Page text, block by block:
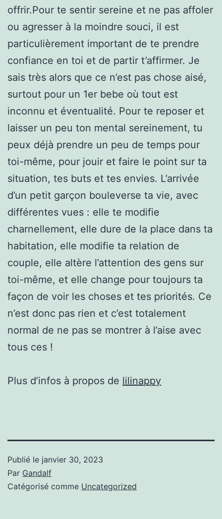
offrir.Pour te sentir sereine et ne pas affoler
ou agresser à la moindre souci, il est
particulièrement important de te prendre
confiance en toi et de partir t’affirmer. Je
sais très alors que ce n’est pas chose aisé,
surtout pour un 1er bebe où tout est
inconnu et éventualité. Pour te reposer et
laisser un peu ton mental sereinement, tu
peux déjà prendre un peu de temps pour
toi-même, pour jouir et faire le point sur ta
situation, tes buts et tes envies. L’arrivée
d’un petit garçon bouleverse ta vie, avec
différentes vues : elle te modifie
charnellement, elle dure de la place dans ta
habitation, elle modifie ta relation de
couple, elle altère l’attention des gens sur
toi-même, et elle change pour toujours ta
façon de voir les choses et tes priorités. Ce
n’est donc pas rien et c’est totalement
normal de ne pas se montrer à l’aise avec
tous ces !
Plus d’infos à propos de lilinappy
Publié le janvier 30, 2023
Par Gandalf
Catégorisé comme Uncategorized